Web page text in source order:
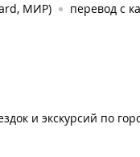
МИР)
перевод с
и экскурсий по